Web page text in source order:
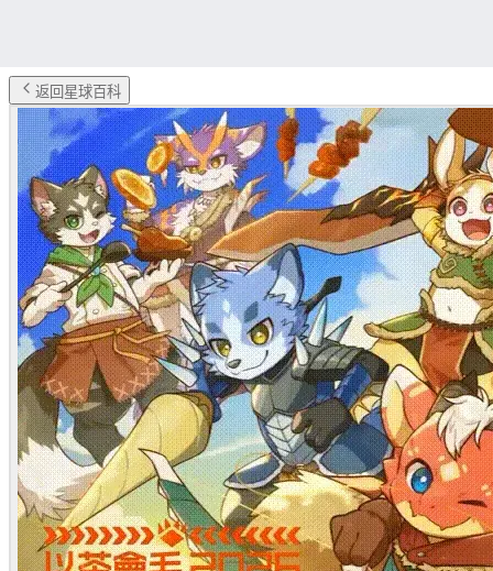
返回星球百科